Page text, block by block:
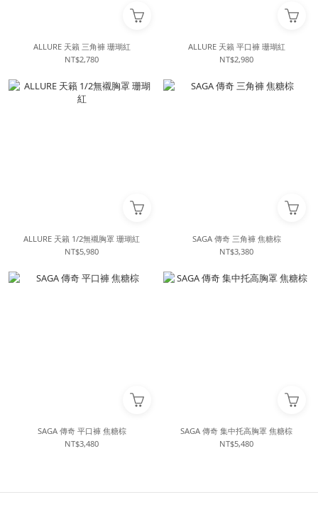
ALLURE 天籟 三角褲 珊瑚紅
NT$2,780
ALLURE 天籟 平口褲 珊瑚紅
NT$2,980
ALLURE 天籟 1/2無襯胸罩 珊瑚紅
NT$5,980
SAGA 傳奇 三角褲 焦糖棕
NT$3,380
SAGA 傳奇 平口褲 焦糖棕
NT$3,480
SAGA 傳奇 集中托高胸罩 焦糖棕
NT$5,480